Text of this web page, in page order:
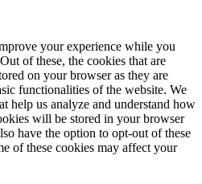
your experience while you
of these, the cookies that are
on your browser as they are
functionalities of the website. We
help us analyze and understand how
will be stored in your browser
have the option to opt-out of these
of these cookies may affect your